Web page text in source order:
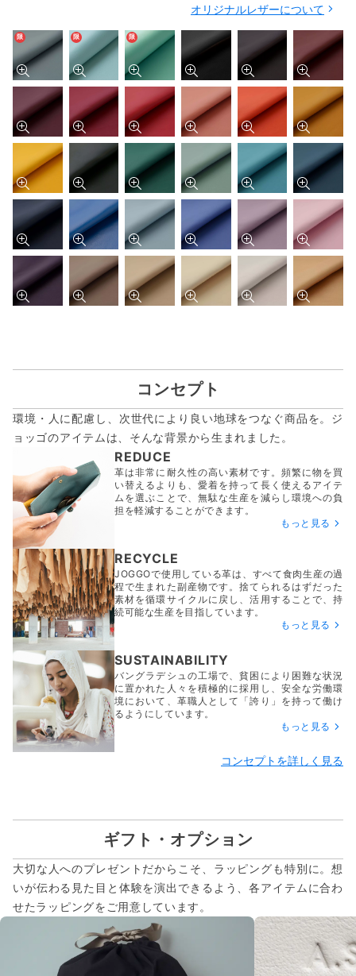
オリジナルレザーについて
限 限 限
コンセプト
環境・人に配慮し、次世代により良い地球をつなぐ商品を。ジ
ョッゴのアイテムは、 そんな背景から生まれました。
REDUCE
革は非常に耐久性の高い素材です。頻繁に物を買
い替えるよりも、愛着を持って長く使えるアイテ
ムを選ぶことで、無駄な生産を減らし環境への負
担を軽減することができます。
もっと見る
RECYCLE
JOGGOで使用している革は、すべて食肉生産の過
程で生まれた副産物です。捨てられるはずだった
素材を循環サイクルに戻し、活用することで、持
続可能な生産を目指しています。
もっと見る
SUSTAINABILITY
バングラデシュの工場で、貧困により困難な状況
に置かれた人々を積極的に採用し、安全な労働環
境において、革職人として「誇り」を持って働け
るようにしています。
もっと見る
コンセプトを詳しく見る
ギフト・オプション
大切な人へのプレゼントだからこそ、ラッピングも特別に。想
いが伝わる見た目と体験を演出できるよう、各アイテムに合わ
せたラッピングをご用意しています。